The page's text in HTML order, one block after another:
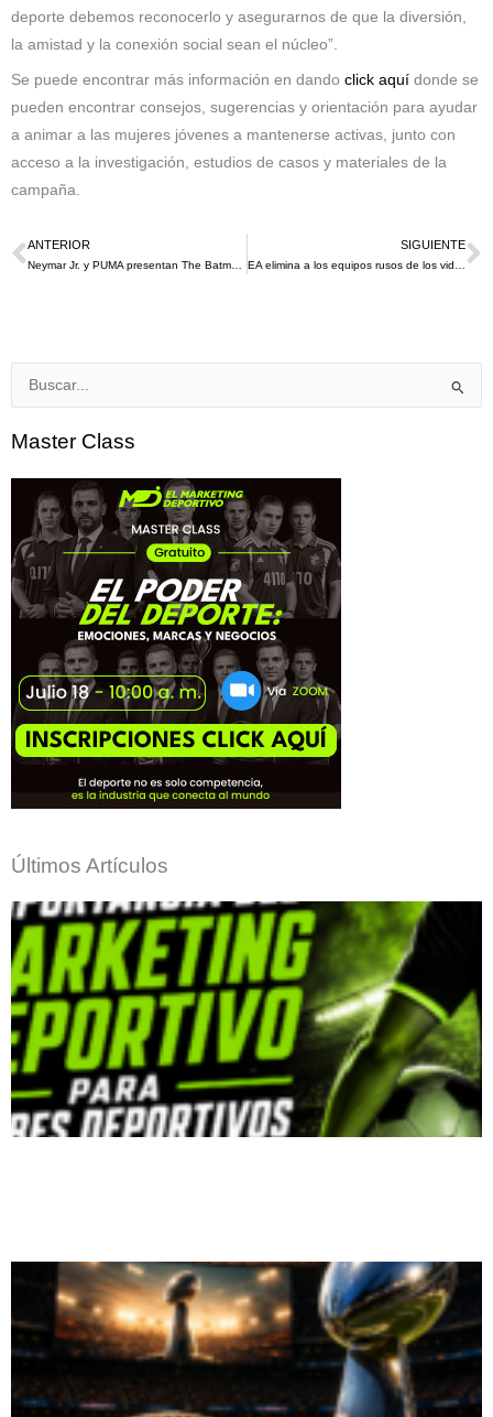
deporte debemos reconocerlo y asegurarnos de que la diversión,
la amistad y la conexión social sean el núcleo”.
Se puede encontrar más información en dando click aquí donde se
pueden encontrar consejos, sugerencias y orientación para ayudar
a animar a las mujeres jóvenes a mantenerse activas, junto con
acceso a la investigación, estudios de casos y materiales de la
campaña.
Ant
ANTERIOR SIGUIENTE
Buscar
Master Class
Últimos Artículos